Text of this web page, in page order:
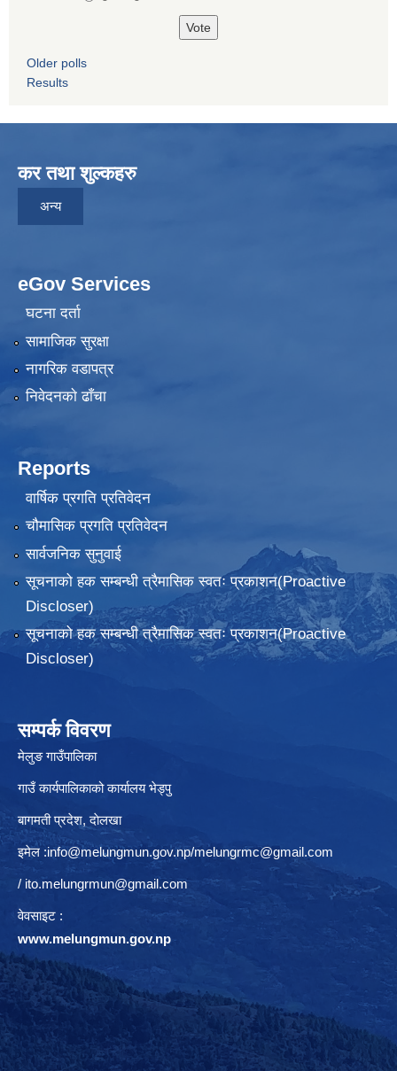
Older polls
Results
कर तथा शुल्कहरु
अन्य
eGov Services
घटना दर्ता
सामाजिक सुरक्षा
नागरिक वडापत्र
निवेदनकाे ढाँचा
Reports
वार्षिक प्रगति प्रतिवेदन
चौमासिक प्रगति प्रतिवेदन
सार्वजनिक सुनुवाई
सूचनाको हक सम्बन्धी त्रैमासिक स्वतः प्रकाशन(Proactive
Discloser)
सूचनाको हक सम्बन्धी त्रैमासिक स्वतः प्रकाशन(Proactive
Discloser)
सम्पर्क विवरण
मेलुङ गाउँपालिका
गाउँ कार्यपालिकाको कार्यालय भेड्पु
बागमती प्रदेश, दाेलखा
इमेल :info@melungmun.gov.np/melungrmc@gmail.com
/ ito.melungrmun@gmail.com
वेवसाइट :
www.melungmun.gov.np